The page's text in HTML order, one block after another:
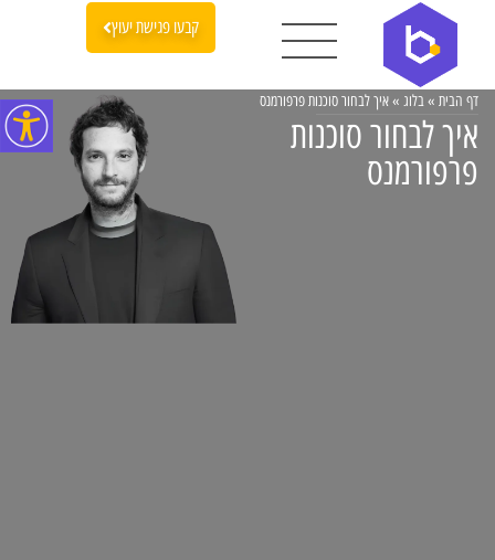
קבעו פגישת יעוץ
דף הבית »בלוג »איך לבחור סוכנות פרפורמנס
איך לבחור סוכנות
פרפורמנס